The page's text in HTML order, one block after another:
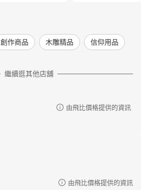
創作商品 木雕精品 信仰用品
繼續逛其他店舖
由飛比價格提供的資訊
由飛比價格提供的資訊